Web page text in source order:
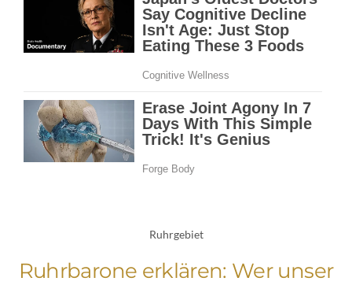
Ruhrgebiet
Ruhrbarone erklären: Wer unser